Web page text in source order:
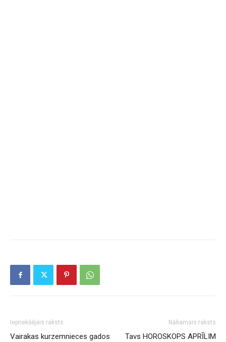
Iepriekšējais raksts
Vairakas kurzemnieces gados
Nākamais raksts
Tavs HOROSKOPS APRĪLIM